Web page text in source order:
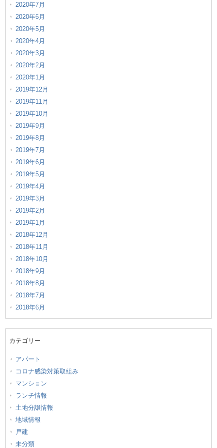
2020年7月
2020年6月
2020年5月
2020年4月
2020年3月
2020年2月
2020年1月
2019年12月
2019年11月
2019年10月
2019年9月
2019年8月
2019年7月
2019年6月
2019年5月
2019年4月
2019年3月
2019年2月
2019年1月
2018年12月
2018年11月
2018年10月
2018年9月
2018年8月
2018年7月
2018年6月
カテゴリー
アパート
コロナ感染対策取組み
マンション
ランチ情報
土地分譲情報
地域情報
戸建
未分類